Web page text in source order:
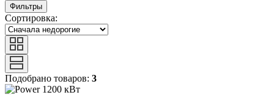
Фильтры
Сортировка:
Подобрано товаров: 3
1200 кВт